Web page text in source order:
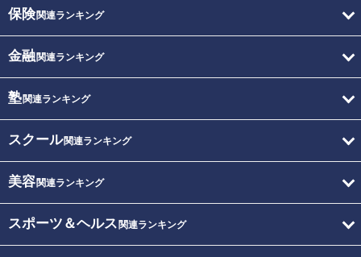
保険関連ランキング
金融関連ランキング
塾関連ランキング
スクール関連ランキング
美容関連ランキング
スポーツ＆ヘルス 関連ランキング